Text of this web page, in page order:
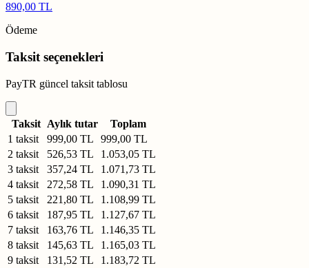
890,00 TL
Ödeme
Taksit seçenekleri
PayTR güncel taksit tablosu
Taksit Aylık tutar
Toplam
1 taksit
999,00 TL
999,00 TL
2 taksit
526,53 TL
1.053,05 TL
3 taksit
357,24 TL
1.071,73 TL
4 taksit
272,58 TL
1.090,31 TL
5 taksit
221,80 TL
1.108,99 TL
6 taksit
187,95 TL
1.127,67 TL
7 taksit
163,76 TL
1.146,35 TL
8 taksit
145,63 TL
1.165,03 TL
9 taksit
131,52 TL
1.183,72 TL